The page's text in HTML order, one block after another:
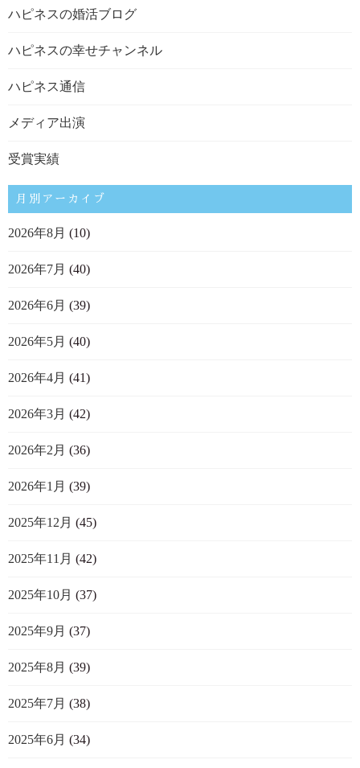
ハピネスの婚活ブログ
ハピネスの幸せチャンネル
ハピネス通信
メディア出演
受賞実績
月別アーカイブ
2026年8月 (10)
2026年7月 (40)
2026年6月 (39)
2026年5月 (40)
2026年4月 (41)
2026年3月 (42)
2026年2月 (36)
2026年1月 (39)
2025年12月 (45)
2025年11月 (42)
2025年10月 (37)
2025年9月 (37)
2025年8月 (39)
2025年7月 (38)
2025年6月 (34)